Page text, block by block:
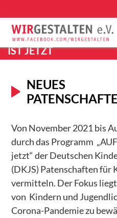
HOME
Check it out
Hausaufgabenhilfe
SuperPatent!
tschweni eso Georgien
Über das Projekt
About the project
Skip
navigation
Skip
PATENSCHAFTEN -
IST JETZT
NEUES
Von November 2021 bis
durch das Programm
jetzt“ der Deutschen
(DKJS) Patenschaften für
vermitteln. Der Fokus
von Kindern und
Corona-Pandemie zu